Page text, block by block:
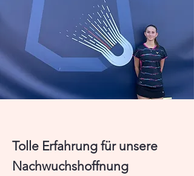
Tolle Erfahrung für unsere
Nachwuchshoffnung